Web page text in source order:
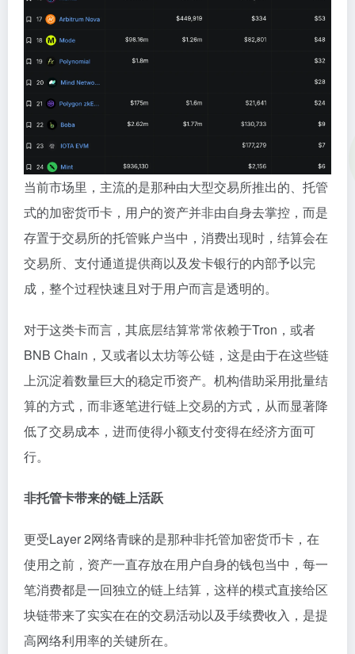
当前市场里，主流的是那种由大型交易所推出的、托管
式的加密货币卡，用户的资产并非由自身去掌控，而是
存置于交易所的托管账户当中，消费出现时，结算会在
交易所、支付通道提供商以及发卡银行的内部予以完
成，整个过程快速且对于用户而言是透明的。
对于这类卡而言，其底层结算常常依赖于Tron，或者
BNB Chain，又或者以太坊等公链，这是由于在这些链
上沉淀着数量巨大的稳定币资产。机构借助采用批量结
算的方式，而非逐笔进行链上交易的方式，从而显著降
低了交易成本，进而使得小额支付变得在经济方面可
行。
非托管卡带来的链上活跃
更受Layer 2网络青睐的是那种非托管加密货币卡，在
使用之前，资产一直存放在用户自身的钱包当中，每一
笔消费都是一回独立的链上结算，这样的模式直接给区
块链带来了实实在在的交易活动以及手续费收入，是提
高网络利用率的关键所在。